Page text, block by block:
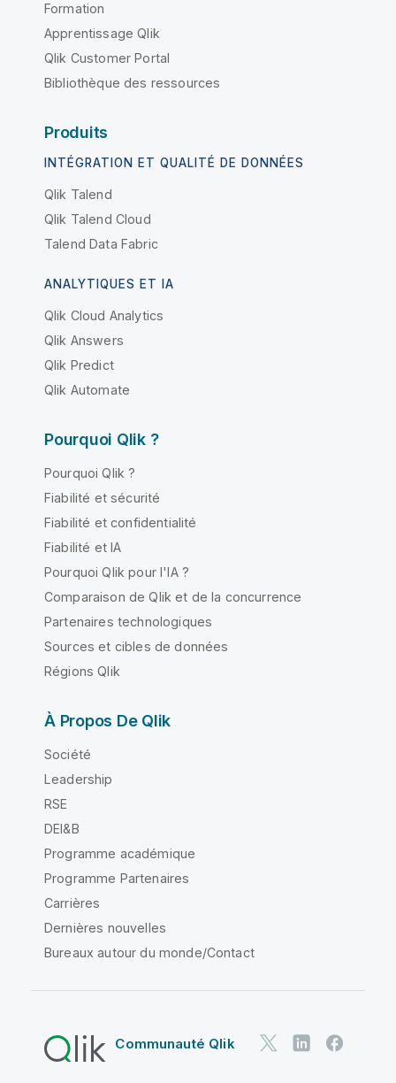
Formation
Apprentissage Qlik
Qlik Customer Portal
Bibliothèque des ressources
Produits
INTÉGRATION ET QUALITÉ DE DONNÉES
Qlik Talend
Qlik Talend Cloud
Talend Data Fabric
ANALYTIQUES ET IA
Qlik Cloud Analytics
Qlik Answers
Qlik Predict
Qlik Automate
Pourquoi Qlik ?
Pourquoi Qlik ?
Fiabilité et sécurité
Fiabilité et confidentialité
Fiabilité et IA
Pourquoi Qlik pour l'IA ?
Comparaison de Qlik et de la concurrence
Partenaires technologiques
Sources et cibles de données
Régions Qlik
À Propos De Qlik
Société
Leadership
RSE
DEI&B
Programme académique
Programme Partenaires
Carrières
Dernières nouvelles
Bureaux autour du monde/Contact
Communauté Qlik